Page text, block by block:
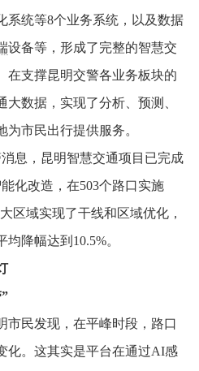
系统等8个业务系统，以及数据
设备等，形成了完整的智慧交
在支撑昆明交警各业务板块的
数据，实现了分析、预测、
市民出行提供服务。
，昆明智慧交通项目已完成
化改造，在503个路口实施
区域实现了干线和区域优化，
降幅达到10.5%。
民发现，在平峰时段，路口
化。这其实是平台在通过AI感